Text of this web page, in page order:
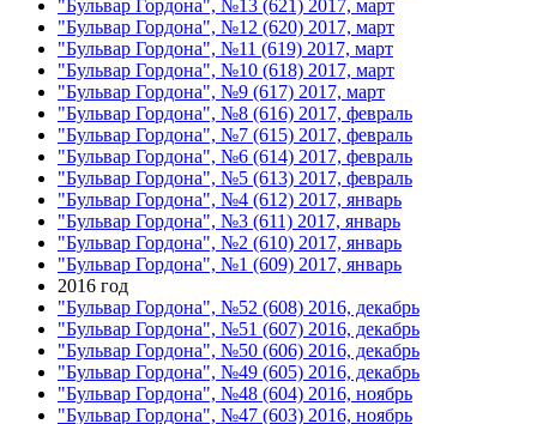
"Бульвар Гордона", №13 (621) 2017, март
"Бульвар Гордона", №12 (620) 2017, март
"Бульвар Гордона", №11 (619) 2017, март
"Бульвар Гордона", №10 (618) 2017, март
"Бульвар Гордона", №9 (617) 2017, март
"Бульвар Гордона", №8 (616) 2017, февраль
"Бульвар Гордона", №7 (615) 2017, февраль
"Бульвар Гордона", №6 (614) 2017, февраль
"Бульвар Гордона", №5 (613) 2017, февраль
"Бульвар Гордона", №4 (612) 2017, январь
"Бульвар Гордона", №3 (611) 2017, январь
"Бульвар Гордона", №2 (610) 2017, январь
"Бульвар Гордона", №1 (609) 2017, январь
2016 год
"Бульвар Гордона", №52 (608) 2016, декабрь
"Бульвар Гордона", №51 (607) 2016, декабрь
"Бульвар Гордона", №50 (606) 2016, декабрь
"Бульвар Гордона", №49 (605) 2016, декабрь
"Бульвар Гордона", №48 (604) 2016, ноябрь
"Бульвар Гордона", №47 (603) 2016, ноябрь